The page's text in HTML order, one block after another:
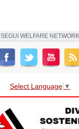
SEGUI WELFARE NETWORK
Select Language ▼